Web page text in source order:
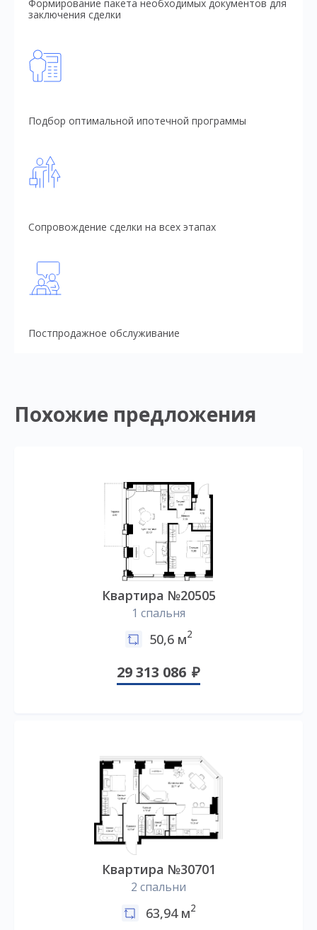
Формирование пакета необходимых документов для
заключения сделки
Подбор оптимальной ипотечной программы
Сопровождение сделки на всех этапах
Постпродажное обслуживание
Похожие предложения
Квартира №20505
1 спальня
50,6 м2
29 313 086
Квартира №30701
2 спальни
63,94 м2